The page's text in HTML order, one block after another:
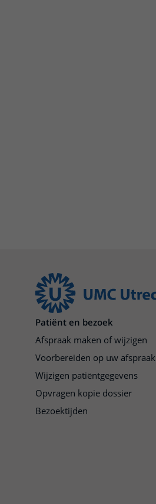
Patiënt en bezoek
Afspraak maken of wijzigen
Voorbereiden op uw afspraak
Wijzigen patiëntgegevens
Opvragen kopie dossier
Bezoektijden